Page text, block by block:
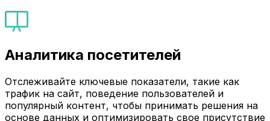
Аналитика посетителей
Отслеживайте ключевые показатели, такие как
трафик на сайт, поведение пользователей и
популярный контент, чтобы принимать решения на
основе данных и оптимизировать свое присутствие